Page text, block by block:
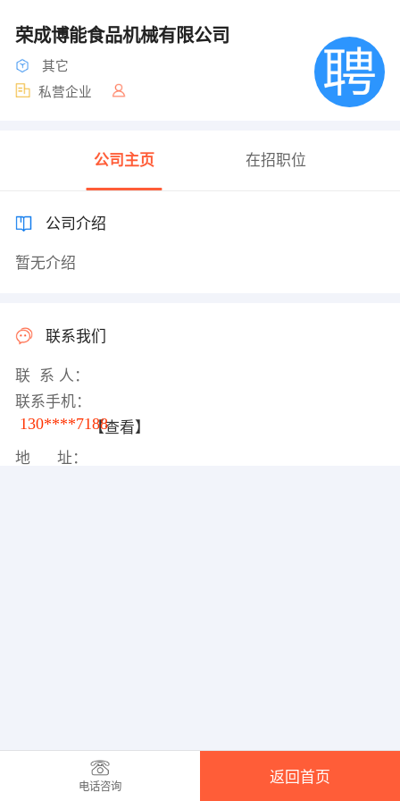
荣成博能食品机械有限公司
其它
私营企业
公司主页 在招职位
公司介绍
暂无介绍
联系我们
联 系 人：
联系手机：
130****7188【查看】
地 址：
电话咨询
返回首页